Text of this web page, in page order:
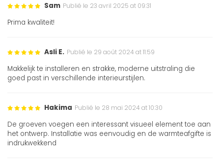
Sam Publié le 23 avril 2025 at 09:31
Prima kwaliteit!
Asli E. Publié le 29 août 2024 at 11:59
Makkelijk te installeren en strakke, moderne uitstraling die
goed past in verschillende interieurstijlen.
Hakima Publié le 28 mai 2024 at 10:30
De groeven voegen een interessant visueel element toe aan
het ontwerp. Installatie was eenvoudig en de warmteafgifte is
indrukwekkend